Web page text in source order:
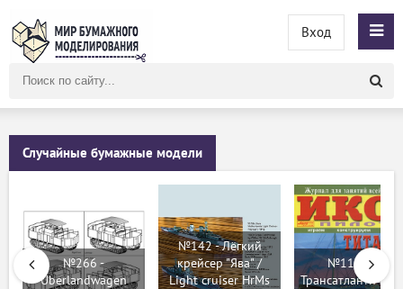
сайту
Вход
Случайные бумажные модели
№266 -
Uberlandwagen
№142 - Лёгкий
крейсер "Ява" /
Light cruiser HrMs
№11799 -